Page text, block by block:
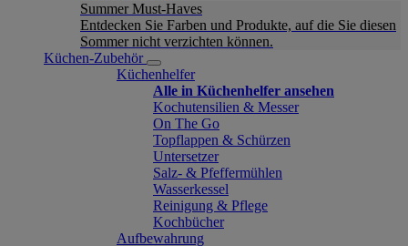
Summer Must-Haves
Entdecken Sie Farben und Produkte, auf die Sie diesen
Sommer nicht verzichten können.
Küchen-Zubehör
Küchenhelfer
Alle in Küchenhelfer ansehen
Kochutensilien & Messer
On The Go
Topflappen & Schürzen
Untersetzer
Salz- & Pfeffermühlen
Wasserkessel
Reinigung & Pflege
Kochbücher
Aufbewahrung